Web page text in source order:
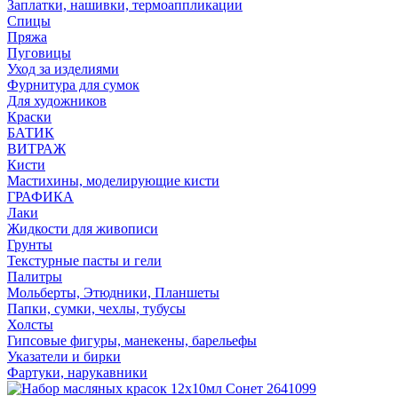
Заплатки, нашивки, термоаппликации
Спицы
Пряжа
Пуговицы
Уход за изделиями
Фурнитура для сумок
Для художников
Краски
БАТИК
ВИТРАЖ
Кисти
Мастихины, моделирующие кисти
ГРАФИКА
Лаки
Жидкости для живописи
Грунты
Текстурные пасты и гели
Палитры
Мольберты, Этюдники, Планшеты
Папки, сумки, чехлы, тубусы
Холсты
Гипсовые фигуры, манекены, барельефы
Указатели и бирки
Фартуки, нарукавники